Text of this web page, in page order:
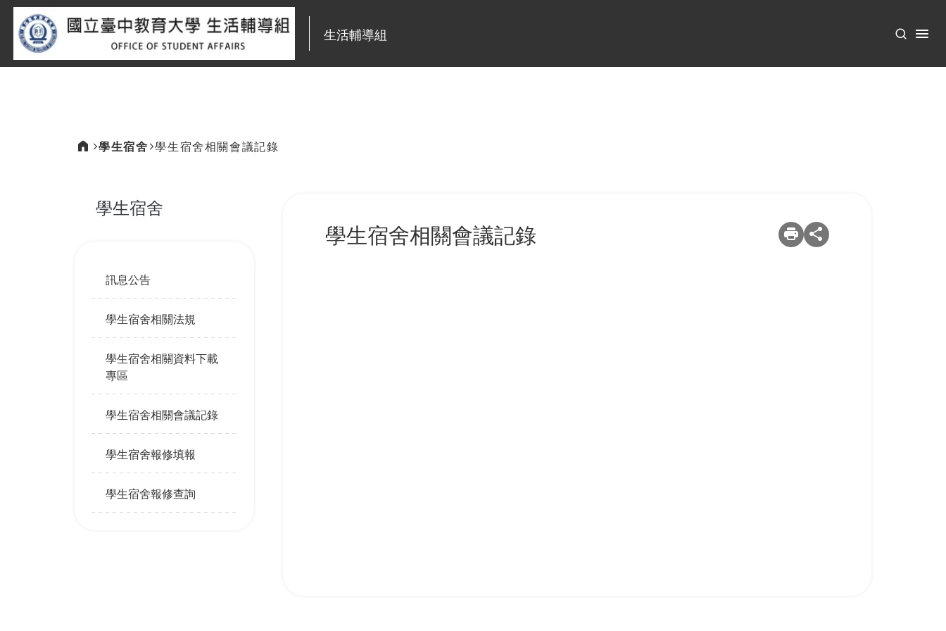
生活輔導組
學生宿舍 學生宿舍相關會議記錄
學生宿舍
訊息公告
學生宿舍相關法規
學生宿舍相關資料下載
專區
學生宿舍相關會議記錄
學生宿舍報修填報
學生宿舍報修查詢
學生宿舍相關會議記錄